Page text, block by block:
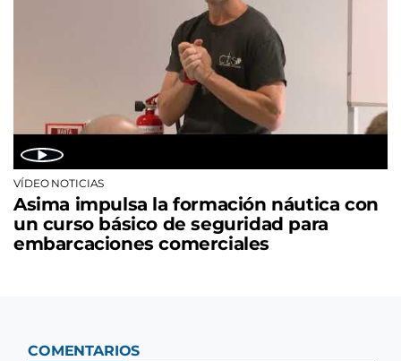
VÍDEO NOTICIAS
Asima impulsa la formación náutica con
un curso básico de seguridad para
embarcaciones comerciales
COMENTARIOS